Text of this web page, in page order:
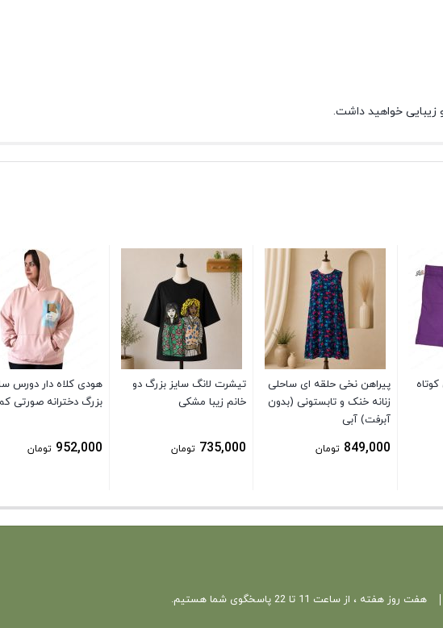
خواهید داشت.
پیراهن نخی حلقه ای ساحلی
زنانه خنک و تابستونی (بدون
آبرفت) آبی
849,000 تومان
تیشرت لانگ سایز بزرگ دو
خانم زیبا مشکی
735,000 تومان
هودی کلاه دار دورس
بزرگ دخترانه صورتی
952,000 تومان
هفت روز هفته ، از ساعت 11 تا 22 پاسخگوی شما هستیم.